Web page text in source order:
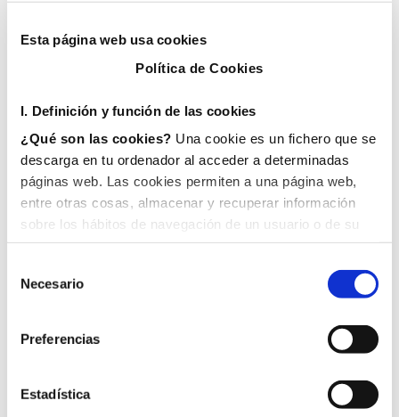
Esta página web usa cookies
Política de Cookies
I. Definición y función de las cookies
¿Qué son las cookies? Una cookie es un fichero que se
descarga en tu ordenador al acceder a determinadas
páginas web. Las cookies permiten a una página web,
entre otras cosas, almacenar y recuperar información
sobre los hábitos de navegación de un usuario o de su
equipo y, dependiendo de la información que contengan y
de la forma en que utilice su equipo, pueden utilizarse
para reconocer al usuario.
1. En función del propietario de la cookie:
: Son aquéllas que se envían al
equipo terminal del usuario desde un equipo o dominio
gestionado por el propio editor y desde el que se presta
Necesario
Preferencias
Estadística
especial a las acciones que FOBESA está
llevando a cabo para [...]
Buscar
Noticias más buscadas